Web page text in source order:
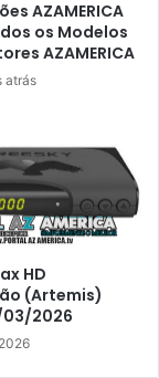
AZAMERICA
os Modelos
AZAMERICA
atrás
HD
(Artemis)
03/2026